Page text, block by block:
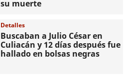
su muerte
Detalles
Buscaban a Julio César en
Culiacán y 12 días después fue
hallado en bolsas negras